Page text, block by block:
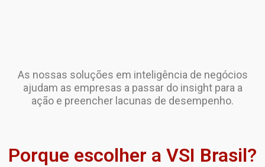
As nossas soluções em inteligência de negócios
ajudam as empresas a passar do insight para a
ação e preencher lacunas de desempenho.
Porque escolher a VSI Brasil?